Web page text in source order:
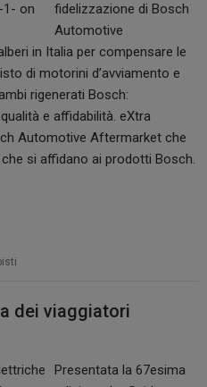
fidelizzazione di Bosch
Automotive
in Italia per compensare le
di motorini d’avviamento e
rigenerati Bosch:
e affidabilità. eXtra
Automotive Aftermarket che
si affidano ai prodotti Bosch.
dei viaggiatori
Presentata la 67esima